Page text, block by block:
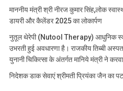
माननीय मंत्री श्री नीरज कुमार सिंह,लोक
डायरी और कैलेंडर 2025 का लोकार्पण
नुतूल थेरेपी (Nutool Therapy) आधुनिक
उभरती हुई अवधारणा है। राजकीय तिब्बी
युनानी चिकित्सा के अंतर्गत मानिये मंत्री ने
निदेशक डाक सेवाएं श्रीमती प्रियंका जैन का